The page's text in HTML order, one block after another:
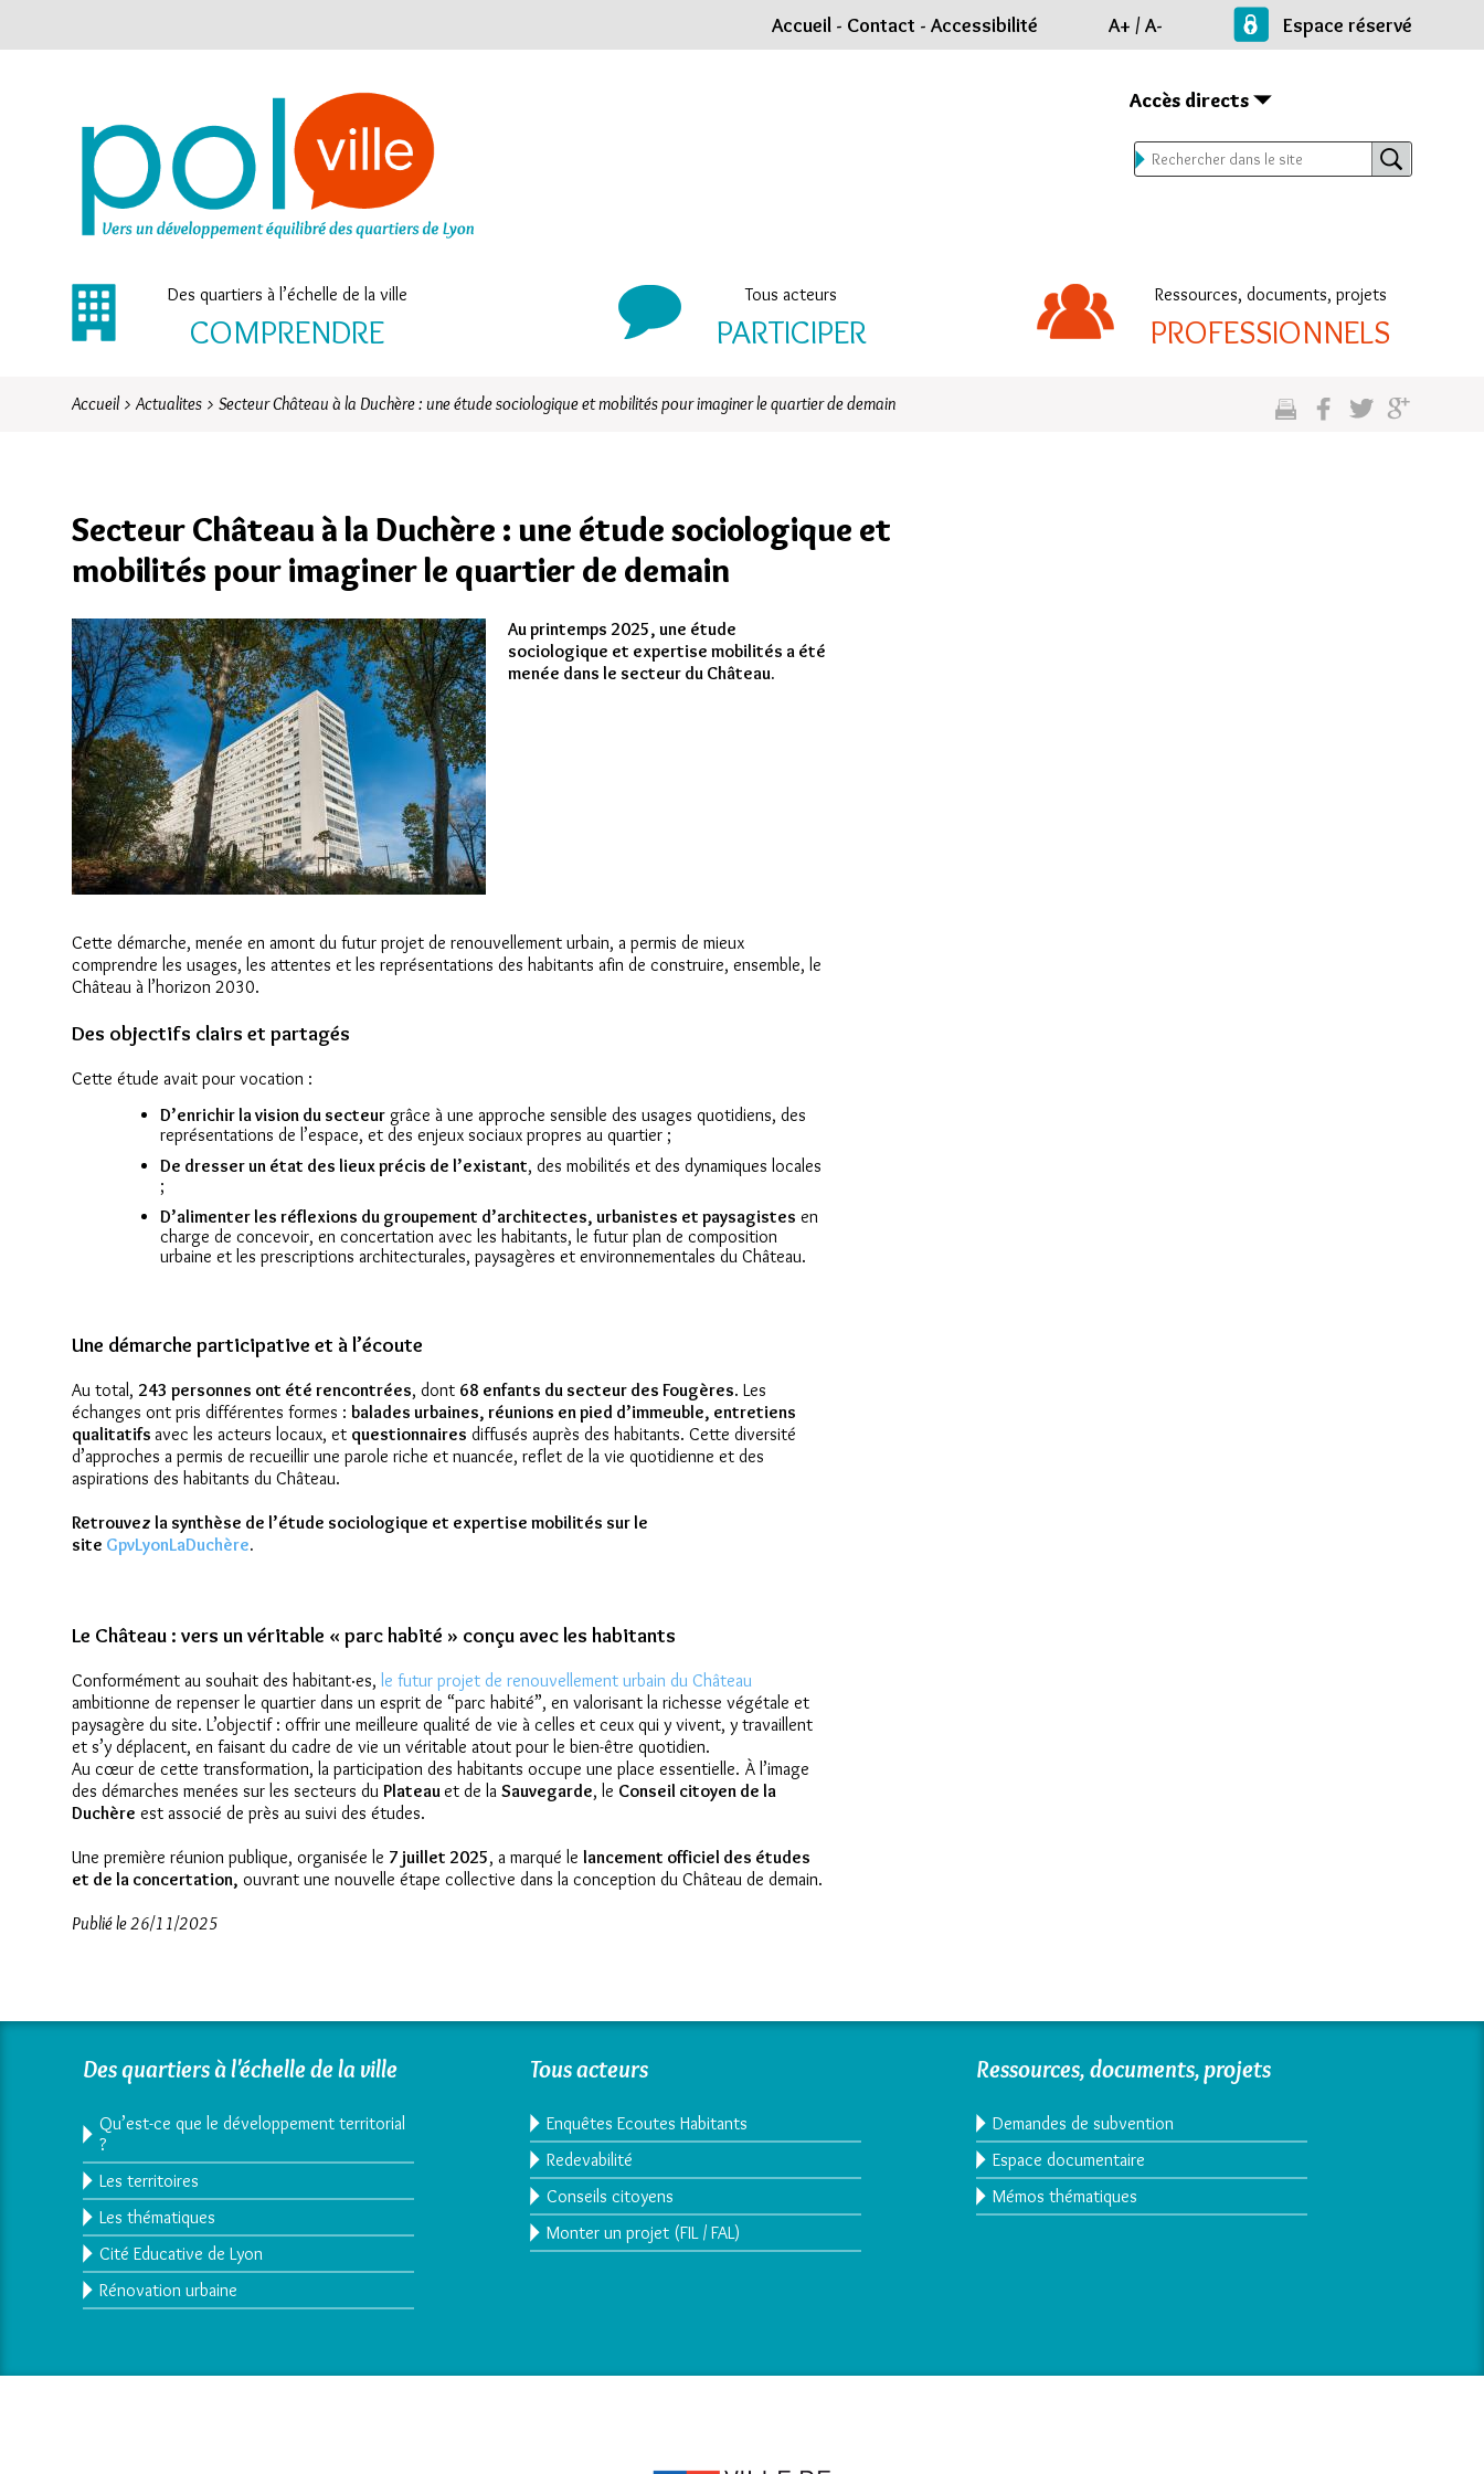
Accueil - Contact - Accessibilité A+ /A- Espace réservé
Accès directs
Des quartiers à l’échelle de la ville
COMPRENDRE
Tous acteurs
PARTICIPER
Ressources, documents, projets
PROFESSIONNELS
Accueil > Actualites > Secteur Château à la Duchère : une étude sociologique et mobilités pour imaginer le quartier de demain
Secteur Château à la Duchère : une étude sociologique et
mobilités pour imaginer le quartier de demain
Au printemps 2025, une étude
sociologique et expertise mobilités a été
menée dans le secteur du Château.
Cette démarche, menée en amont du futur projet de renouvellement urbain, a permis de mieux
comprendre les usages, les attentes et les représentations des habitants afin de construire, ensemble, le
Château à l’horizon 2030.
Des objectifs clairs et partagés
Cette étude avait pour vocation :
D’enrichir la vision du secteur grâce à une approche sensible des usages quotidiens, des
représentations de l’espace, et des enjeux sociaux propres au quartier ;
De dresser un état des lieux précis de l’existant, des mobilités et des dynamiques locales
;
D’alimenter les réflexions du groupement d’architectes, urbanistes et paysagistes en
charge de concevoir, en concertation avec les habitants, le futur plan de composition
urbaine et les prescriptions architecturales, paysagères et environnementales du Château.
Une démarche participative et à l’écoute
Au total, 243 personnes ont été rencontrées, dont 68 enfants du secteur des Fougères. Les
échanges ont pris différentes formes : balades urbaines, réunions en pied d’immeuble, entretiens
qualitatifs avec les acteurs locaux, et questionnaires diffusés auprès des habitants. Cette diversité
d’approches a permis de recueillir une parole riche et nuancée, reflet de la vie quotidienne et des
aspirations des habitants du Château.
Retrouvez la synthèse de l’étude sociologique et expertise mobilités sur le
site GpvLyonLaDuchère.
Le Château : vers un véritable « parc habité » conçu avec les habitants
Conformément au souhait des habitant·es, le futur projet de renouvellement urbain du Château
ambitionne de repenser le quartier dans un esprit de “parc habité”, en valorisant la richesse végétale et
paysagère du site. L’objectif : offrir une meilleure qualité de vie à celles et ceux qui y vivent, y travaillent
et s’y déplacent, en faisant du cadre de vie un véritable atout pour le bien-être quotidien.
Au cœur de cette transformation, la participation des habitants occupe une place essentielle. À l’image
des démarches menées sur les secteurs du Plateauet de la Sauvegarde, le Conseil citoyen de la
Duchère est associé de près au suivi des études.
Une première réunion publique, organisée le 7 juillet 2025, a marqué le lancement officiel des études
et de la concertation, ouvrant une nouvelle étape collective dans la conception du Château de demain.
Publié le 26/11/2025
Des quartiers à l'échelle de la ville
Qu’est-ce que le développement territorial
?
Les territoires
Les thématiques
Cité Educative de Lyon
Rénovation urbaine
Tous acteurs
Enquêtes Ecoutes Habitants
Redevabilité
Conseils citoyens
Monter un projet (FIL / FAL)
Ressources, documents, projets
Demandes de subvention
Espace documentaire
Mémos thématiques